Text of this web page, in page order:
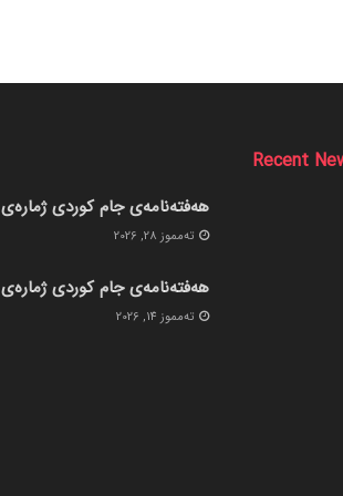
Recent
هەفتەنامەی جام کوردی ژمارەی 432
ته‌مموز 28, 2026
هەفتەنامەی جام کوردی ژمارەی 431
ته‌مموز 14, 2026